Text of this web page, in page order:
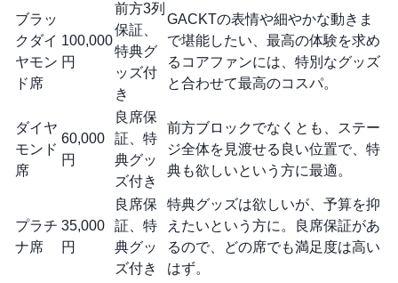
ブラッ
クダイ
ヤモン
ド席
100,000
円
前方3列
保証、
特典グ
ッズ付
き
GACKTの表情や細やかな動きま
で堪能したい、最高の体験を求め
るコアファンには、特別なグッズ
と合わせて最高のコスパ。
ダイヤ
モンド
席
60,000
円
良席保
証、特
典グッ
ズ付き
前方ブロックでなくとも、ステー
ジ全体を見渡せる良い位置で、特
典も欲しいという方に最適。
プラチ
ナ席
35,000
円
良席保
証、特
典グッ
ズ付き
特典グッズは欲しいが、予算を抑
えたいという方に。良席保証があ
るので、どの席でも満足度は高い
はず。